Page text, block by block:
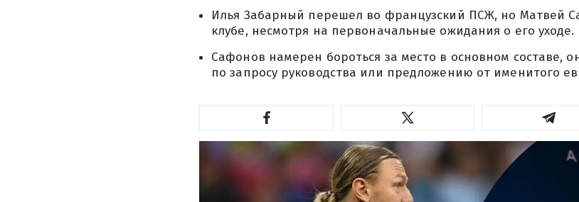
Илья Забарный перешел во французский ПСЖ, но Матвей
клубе, несмотря на первоначальные ожидания о его уходе.
Сафонов намерен бороться за место в основном составе,
по запросу руководства или предложению от именитого